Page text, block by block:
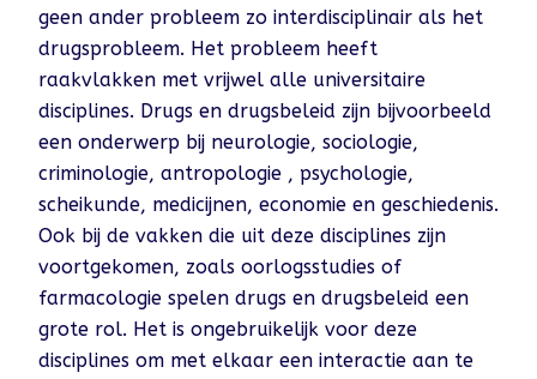
geen ander probleem zo interdisciplinair als het
drugsprobleem. Het probleem heeft
raakvlakken met vrijwel alle universitaire
disciplines. Drugs en drugsbeleid zijn bijvoorbeeld
een onderwerp bij neurologie, sociologie,
criminologie, antropologie , psychologie,
scheikunde, medicijnen, economie en geschiedenis.
Ook bij de vakken die uit deze disciplines zijn
voortgekomen, zoals oorlogsstudies of
farmacologie spelen drugs en drugsbeleid een
grote rol. Het is ongebruikelijk voor deze
disciplines om met elkaar een interactie aan te